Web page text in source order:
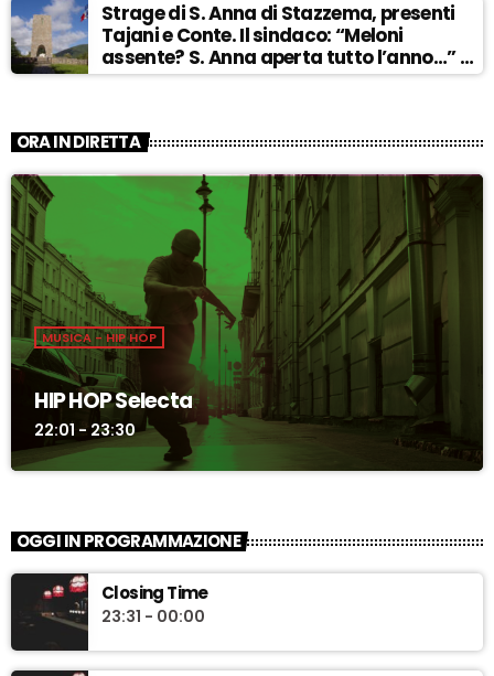
Strage di S. Anna di Stazzema, presenti
Tajani e Conte. Il sindaco: “Meloni
assente? S. Anna aperta tutto l’anno…” –
ASCOLTA
ORA IN DIRETTA
MUSICA - HIP HOP
HIP HOP Selecta
22:01 - 23:30
OGGI IN PROGRAMMAZIONE
Closing Time
23:31 - 00:00